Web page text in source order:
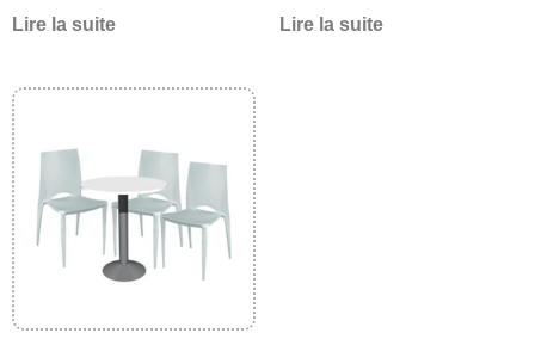
Lire la suite
Lire la suite